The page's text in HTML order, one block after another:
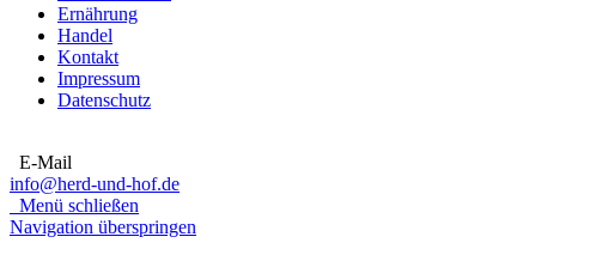
Ernährung
Handel
Kontakt
Impressum
Datenschutz
E-Mail
info@herd-und-hof.de
Menü schließen
Navigation überspringen